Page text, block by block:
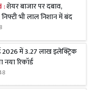
:शेयर बाजार पर दबाव,
भी लाल निशान में बंद
में 3.27 लाख इलेक्ट्रिक
नया रिकॉर्ड